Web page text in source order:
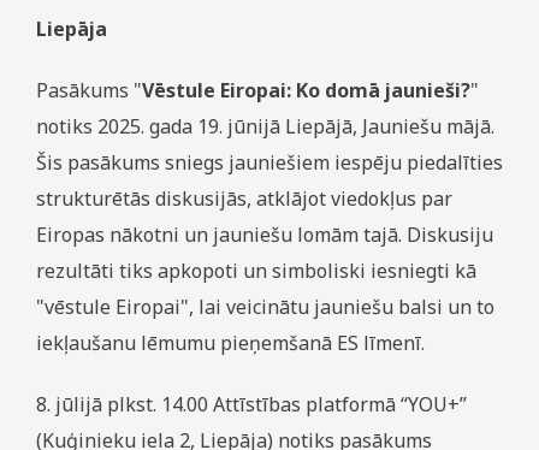
Liepāja
Pasākums "Vēstule Eiropai: Ko domā jaunieši?"
notiks 2025. gada 19. jūnijā Liepājā, Jauniešu mājā.
Šis pasākums sniegs jauniešiem iespēju piedalīties
strukturētās diskusijās, atklājot viedokļus par
Eiropas nākotni un jauniešu lomām tajā. Diskusiju
rezultāti tiks apkopoti un simboliski iesniegti kā
"vēstule Eiropai", lai veicinātu jauniešu balsi un to
iekļaušanu lēmumu pieņemšanā ES līmenī.
8. jūlijā plkst. 14.00 Attīstības platformā “YOU+”
(Kuģinieku iela 2, Liepāja) notiks pasākums